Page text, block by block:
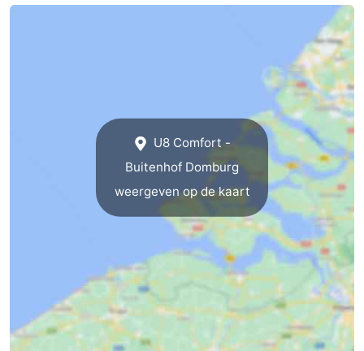
U8 Comfort -
Buitenhof Domburg
weergeven op de kaart